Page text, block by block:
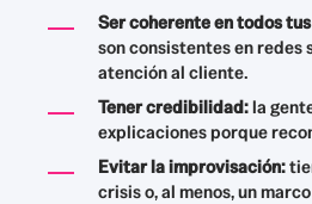
Ser coherente en todos
son consistentes en redes
atención al cliente.
Tener credibilidad:la
explicaciones porque
Evitar la improvisación:
crisis o, al menos, un